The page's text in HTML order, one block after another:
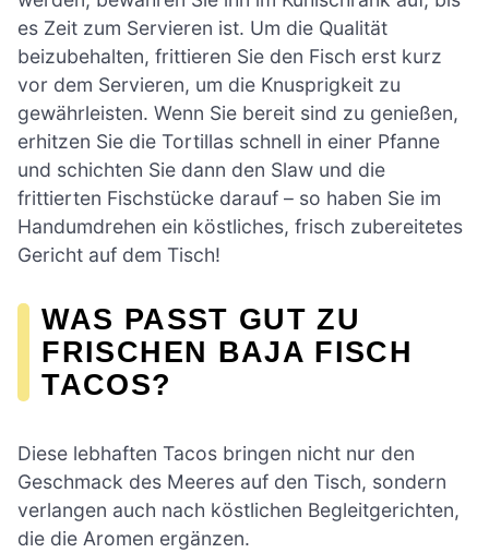
es Zeit zum Servieren ist. Um die Qualität
beizubehalten, frittieren Sie den Fisch erst kurz
vor dem Servieren, um die Knusprigkeit zu
gewährleisten. Wenn Sie bereit sind zu genießen,
erhitzen Sie die Tortillas schnell in einer Pfanne
und schichten Sie dann den Slaw und die
frittierten Fischstücke darauf – so haben Sie im
Handumdrehen ein köstliches, frisch zubereitetes
Gericht auf dem Tisch!
WAS PASST GUT ZU
FRISCHEN BAJA FISCH
TACOS?
Diese lebhaften Tacos bringen nicht nur den
Geschmack des Meeres auf den Tisch, sondern
verlangen auch nach köstlichen Begleitgerichten,
die die Aromen ergänzen.